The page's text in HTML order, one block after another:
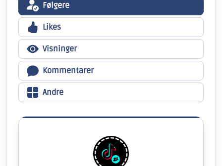
Følgere
Likes
Visninger
Kommentarer
Andre